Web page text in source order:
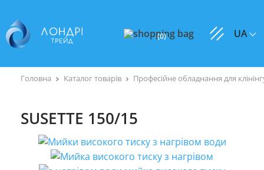
(0) UA
Головна Каталог товарів Професійне обладнання для
SUSETTE 150/15